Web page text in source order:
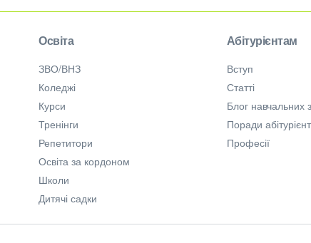
Освіта
ЗВО/ВНЗ
Коледжі
Курси
Тренінги
Репетитори
Освіта за кордоном
Школи
Дитячі садки
Абітурієнтам
Вступ
Статті
Блог навчальних
Поради
Професії